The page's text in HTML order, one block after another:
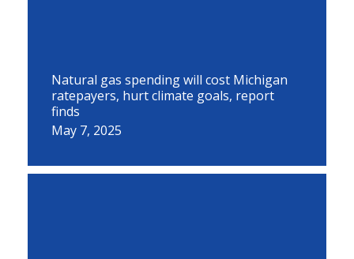
Natural gas spending will cost Michigan
ratepayers, hurt climate goals, report
finds
May 7, 2025